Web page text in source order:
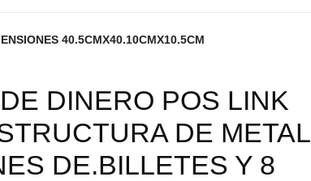
40.5CMX40.10CMX10.5CM
DINERO POS LINK
DE
DE.BILLETES Y 8